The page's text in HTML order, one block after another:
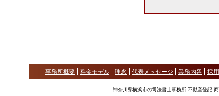
事務所概要 料金モデル 理念 代表メッセージ 業務内容 採
神奈川県横浜市の司法書士事務所 不動産登記